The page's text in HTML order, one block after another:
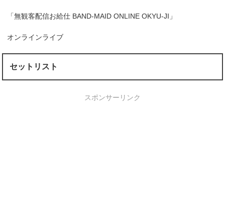
「無観客配信お給仕 BAND-MAID ONLINE OKYU-JI」
オンラインライブ
セットリスト
スポンサーリンク